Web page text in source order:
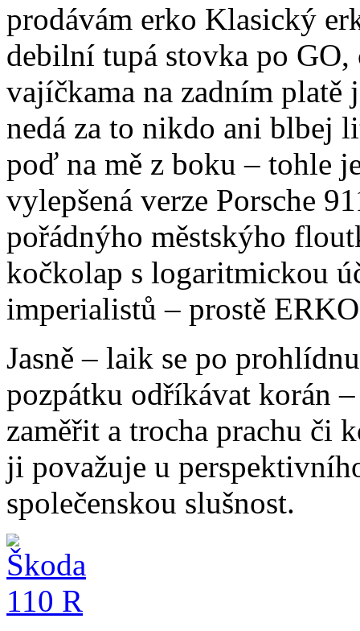
prodávám erko Klasický
debilní tupá stovka po GO,
vajíčkama na zadním platě
nedá za to nikdo ani blbej
poď na mě z boku – tohle
vylepšená verze Porsche
pořádnýho městskýho
kočkolap s logaritmickou
imperialistů – prostě
Jasně – laik se po
pozpátku odříkávat korán
zaměřit a trocha prachu či
ji považuje u
společenskou slušnost.